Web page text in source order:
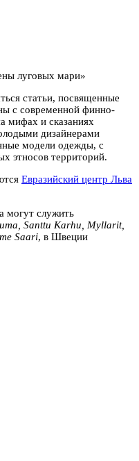
луговых мари»
статьи, посвященные
с современной финно-
мифах и сказаниях
дизайнерами
модели одежды, с
этносов территорий.
Евразийский центр Льва
могут служить
Santtu Karhu, Myllarit,
Saari, в Швеции